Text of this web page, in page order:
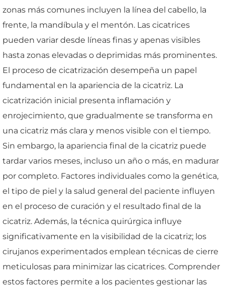
zonas más comunes incluyen la línea del cabello, la
frente, la mandíbula y el mentón. Las cicatrices
pueden variar desde líneas finas y apenas visibles
hasta zonas elevadas o deprimidas más prominentes.
El proceso de cicatrización desempeña un papel
fundamental en la apariencia de la cicatriz. La
cicatrización inicial presenta inflamación y
enrojecimiento, que gradualmente se transforma en
una cicatriz más clara y menos visible con el tiempo.
Sin embargo, la apariencia final de la cicatriz puede
tardar varios meses, incluso un año o más, en madurar
por completo. Factores individuales como la genética,
el tipo de piel y la salud general del paciente influyen
en el proceso de curación y el resultado final de la
cicatriz. Además, la técnica quirúrgica influye
significativamente en la visibilidad de la cicatriz; los
cirujanos experimentados emplean técnicas de cierre
meticulosas para minimizar las cicatrices. Comprender
estos factores permite a los pacientes gestionar las